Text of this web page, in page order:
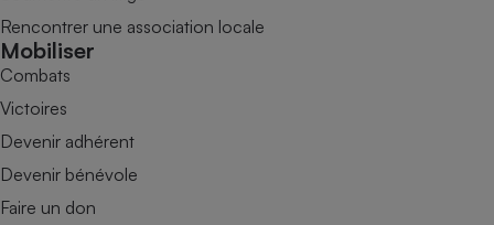
Rencontrer une association locale
Mobiliser
Combats
Victoires
Devenir adhérent
Devenir bénévole
Faire un don